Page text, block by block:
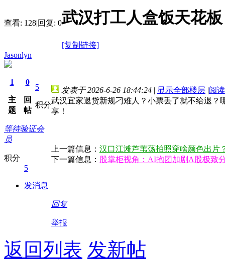
查看: 128|回复: 0武汉打工人盒饭天花
[复制链接]
Jasonlyn
1
主
题
0
回
帖
5
积分
等待验证会
员
积分
5
发消息
发表于 2026-6-26 18:44:24 | 显示全部楼层 |阅
武汉宜家退货新规刁难人？小票丢了就不给退
享！
上一篇信息： 汉口江滩芦苇荡拍照穿啥颜色出片
下一篇信息： 股掌柜视角：AI抱团加剧A股极致
回复
举报
返回列表 发新帖